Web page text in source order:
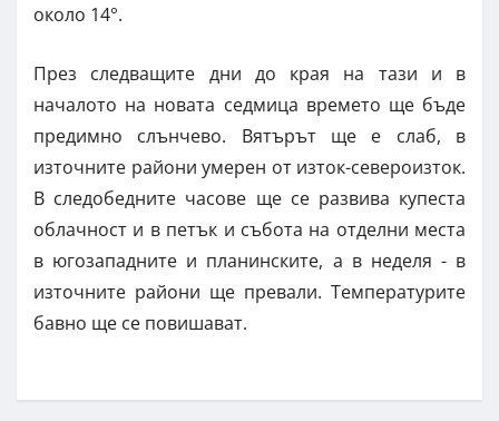
около 14°.
През следващите дни до края на тази и в
началото на новата седмица времето ще бъде
предимно слънчево. Вятърът ще е слаб, в
източните райони умерен от изток-североизток.
В следобедните часове ще се развива купеста
облачност и в петък и събота на отделни места
в югозападните и планинските, а в неделя - в
източните райони ще превали. Температурите
бавно ще се повишават.